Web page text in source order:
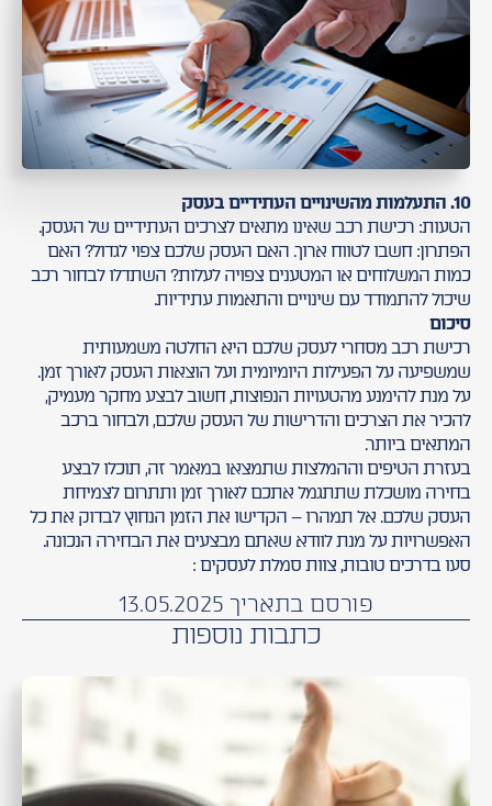
10. התעלמות מהשינויים העתידיים בעסק
הטעות: רכישת רכב שאינו מתאים לצרכים העתידיים של העסק.
הפתרון: חשבו לטווח ארוך. האם העסק שלכם צפוי לגדול? האם
כמות המשלוחים או המטענים צפויה לעלות? השתדלו לבחור רכב
שיכול להתמודד עם שינויים והתאמות עתידיות.
סיכום
רכישת רכב מסחרי לעסק שלכם היא החלטה משמעותית
שמשפיעה על הפעילות היומיומית ועל הוצאות העסק לאורך זמן.
על מנת להימנע מהטעויות הנפוצות, חשוב לבצע מחקר מעמיק,
להכיר את הצרכים והדרישות של העסק שלכם, ולבחור ברכב
המתאים ביותר.
בעזרת הטיפים וההמלצות שתמצאו במאמר זה, תוכלו לבצע
בחירה מושכלת שתתגמל אתכם לאורך זמן ותתרום לצמיחת
העסק שלכם. אל תמהרו – הקדישו את הזמן הנחוץ לבדוק את כל
האפשרויות על מנת לוודא שאתם מבצעים את הבחירה הנכונה.
סעו בדרכים טובות, צוות סמלת לעסקים :
פורסם בתאריך 13.05.2025
כתבות נוספות